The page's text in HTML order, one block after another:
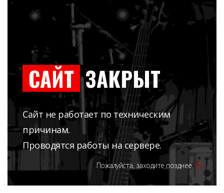
САЙТ ЗАКРЫТ
Сайт не работает по техническим
причинам.
Проводятся работы на сервере.
Пожалуйста, заходите позднее.